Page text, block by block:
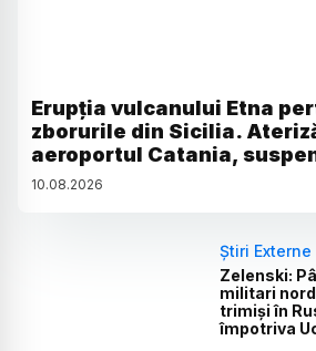
Erupția vulcanului Etna
zborurile din Sicilia.
aeroportul Catania,
10.08.2026
Știri Externe
Zelenski:
militari
trimiși în
împotriva